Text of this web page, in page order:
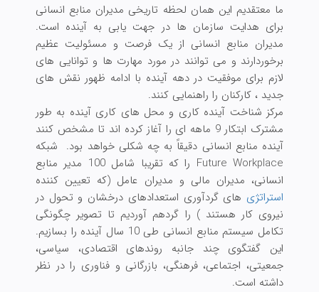
ما معتقدیم این همان لحظه تاریخی مدیران منابع انسانی
برای هدایت سازمان ها در جهت یابی به آینده است.
مدیران منابع انسانی از یک فرصت و مسئولیت عظیم
برخوردارند و می توانند در مورد مهارت ‌ها و توانایی های
لازم برای موفقیت در دهه آینده با ادامه ظهور نقش های
جدید ، کارکنان را راهنمایی کنند.
مرکز شناخت آینده کاری و محل های کاری آینده به طور
مشترک ابتکار 9 ماهه ای را آغاز کرده اند تا مشخص کنند
آینده منابع انسانی دقیقاً به چه شکلی خواهد بود. شبکه
Future Workplace را که تقریبا شامل 100 مدیر منابع
انسانی، مدیران مالی و مدیران عامل (که تعیین کننده
استراتژی های گردآوری استعدادهای درخشان و تحول در
نیروی کار هستند ) را گردهم آوردیم تا تصویر چگونگی
تکامل سیستم منابع انسانی طی 10 سال آینده را بسازیم.
این گفتگوی چند جانبه روندهای اقتصادی، سیاسی،
جمعیتی، اجتماعی، فرهنگی، بازرگانی و فناوری را در نظر
داشته است.